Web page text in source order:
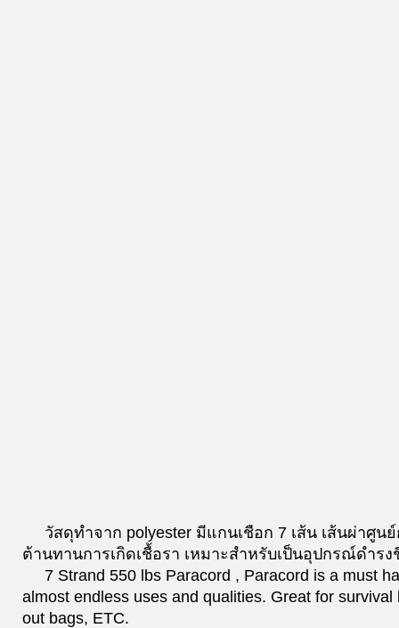
วัสดุทำจาก polyester มีแกนเชือก 7 เส้น เส้นผ่าศูน
ต้านทานการเกิดเชื้อรา เหมาะสำหรับเป็นอุปกรณ์ดำร
7 Strand 550 lbs Paracord , Paracord is a must
almost endless uses and qualities. Great for
out bags, ETC.